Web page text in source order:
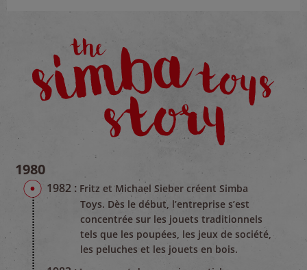
1980
1982 : Fritz et Michael Sieber créent Simba
Toys. Dès le début, l’entreprise s’est
concentrée sur les jouets traditionnels
tels que les poupées, les jeux de société,
les peluches et les jouets en bois.